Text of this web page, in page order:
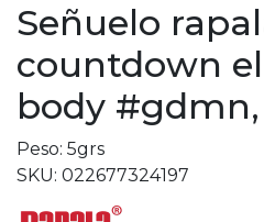
Señuelo
countdown
body
Peso: 5grs
SKU: 022677324197